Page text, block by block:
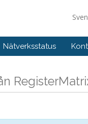
Nätverksstatus